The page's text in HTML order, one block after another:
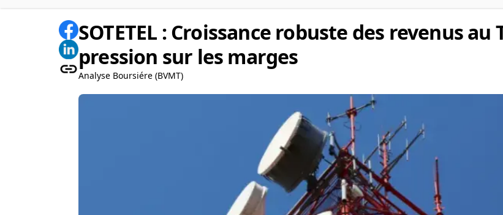
SOTETEL : Croissance robuste des revenus au
pression sur les marges
Analyse Boursiére (BVMT)